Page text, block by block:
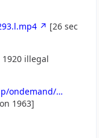
[26 sec
illegal
ondemand/…
1963]